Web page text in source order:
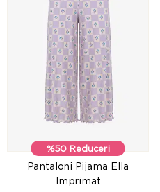
%50 Reduceri
Pantaloni Pijama Ella
Imprimat